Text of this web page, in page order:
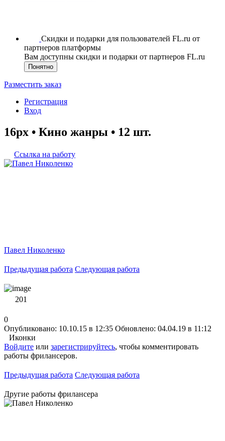
Скидки и подарки для пользователей FL.ru от
партнеров платформы
Вам доступны скидки и подарки от партнеров FL.ru
Понятно
Разместить заказ
Регистрация
Вход
16рх • Кино жанры • 12 шт.
Ссылка на работу
Павел Николенко
Предыдущая работа Следующая работа
201
0
Опубликовано: 10.10.15 в 12:35 Обновлено: 04.04.19 в 11:12
Иконки
Войдите или зарегистрируйтесь, чтобы комментировать
работы фрилансеров.
Предыдущая работа Следующая работа
Другие работы фрилансера